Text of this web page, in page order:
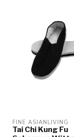
FINE ASIANLIVING
Tai Chi Kung Fu